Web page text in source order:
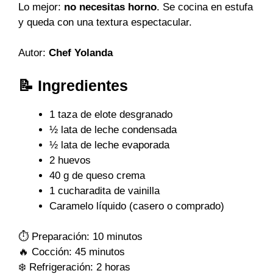
Lo mejor: no necesitas horno. Se cocina en estufa
y queda con una textura espectacular.
Autor: Chef Yolanda
📝 Ingredientes
1 taza de elote desgranado
½ lata de leche condensada
½ lata de leche evaporada
2 huevos
40 g de queso crema
1 cucharadita de vainilla
Caramelo líquido (casero o comprado)
⏱️ Preparación: 10 minutos
🔥 Cocción: 45 minutos
❄️ Refrigeración: 2 horas